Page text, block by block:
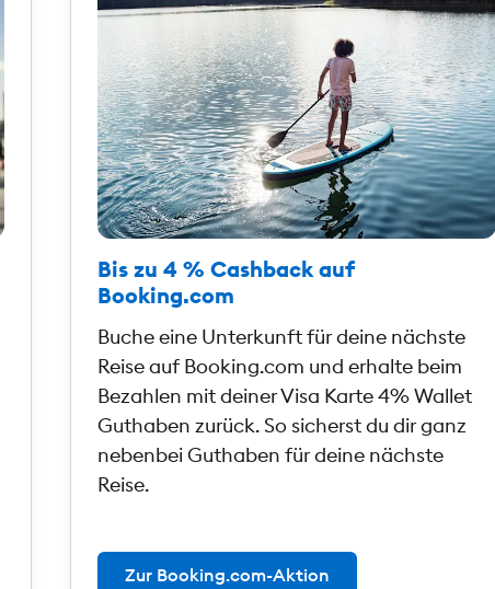
Bis zu 4 % Cashback auf
Booking.com
Buche eine Unterkunft für deine nächste
Reise auf Booking.com und erhalte beim
Bezahlen mit deiner Visa Karte 4% Wallet
Guthaben zurück. So sicherst du dir ganz
nebenbei Guthaben für deine nächste
Reise.
Zur Booking.com-Aktion